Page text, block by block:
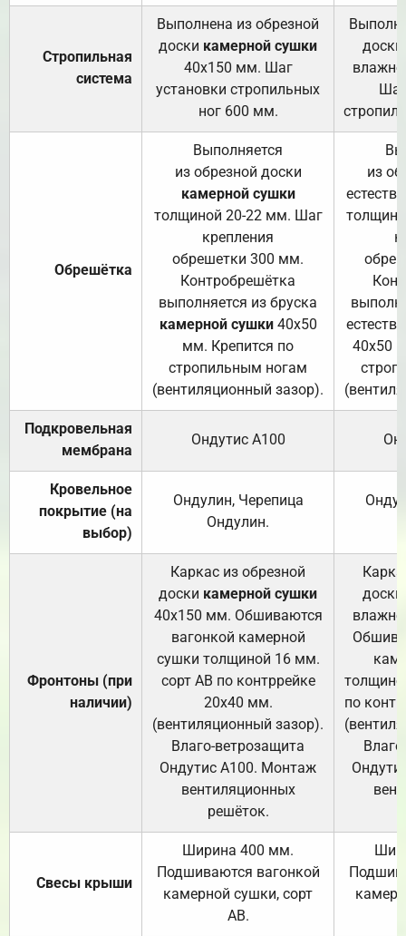
Стропильная
система
Выполнена из обрезной
доски камерной сушки
40х150 мм. Шаг
установки стропильных
ног 600 мм.
доски
Обрешётка
Выполняется
из обрезной доски
камерной сушки
толщиной 20-22 мм. Шаг
крепления
обрешетки 300 мм.
Контробрешётка
выполняется из бруска
камерной сушки40х50
мм. Крепится по
стропильным ногам
(вентиляционный зазор).
из
40х50
Подкровельная
мембрана
Ондутис А100
Кровельное
покрытие (на
выбор)
Ондулин, Черепица
Ондулин.
Фронтоны (при
наличии)
Каркас из обрезной
доски камерной сушки
40х150 мм. Обшиваются
вагонкой камерной
сушки толщиной 16 мм.
сорт АВ по контррейке
20х40 мм.
(вентиляционный зазор).
Влаго-ветрозащита
Ондутис А100. Монтаж
вентиляционных
решёток.
доски
по
Свесы крыши
Ширина 400 мм.
Подшиваются вагонкой
камерной сушки, сорт
АВ.